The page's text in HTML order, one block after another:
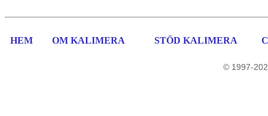
HEM OM KALIMERA STÖD KALIMERA
© 1997-